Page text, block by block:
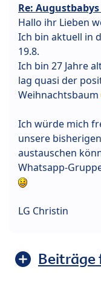
Re: Augustbabys
Hallo ihr Lieben
Ich bin aktuell in
19.8.
Ich bin 27 Jahre
lag quasi der
Weihnachtsbaum
Ich würde mich
unsere
austauschen
Whatsapp-
LG Christin
Beiträge